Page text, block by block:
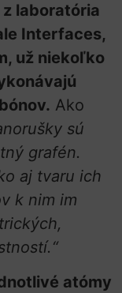
laboratória
Interfaces,
už niekoľko
Ako
sú
grafén.
aj tvaru ich
k nim im
atómy